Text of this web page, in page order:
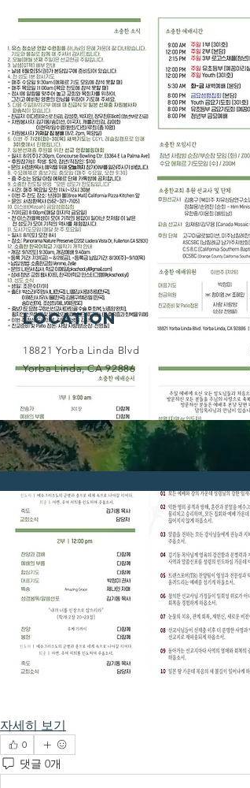
자세히 보기
0
댓글 0개
Location
18821 Yorba Linda Blvd
Yorba Linda, CA 92886